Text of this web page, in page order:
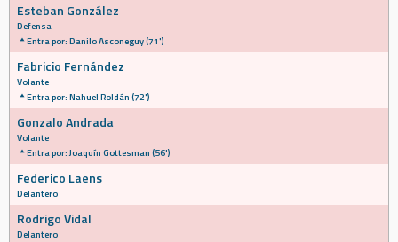
Esteban González
Defensa
Entra por: Danilo Asconeguy (71')
Fabricio Fernández
Volante
Entra por: Nahuel Roldán (72')
Gonzalo Andrada
Volante
Entra por: Joaquín Gottesman (56')
Federico Laens
Delantero
Rodrigo Vidal
Delantero